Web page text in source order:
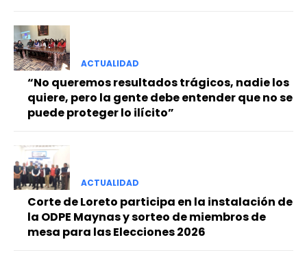
ACTUALIDAD
“No queremos resultados trágicos, nadie los
quiere, pero la gente debe entender que no se
puede proteger lo ilícito”
ACTUALIDAD
Corte de Loreto participa en la instalación de
la ODPE Maynas y sorteo de miembros de
mesa para las Elecciones 2026